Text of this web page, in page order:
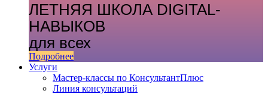
ЛЕТНЯЯ ШКОЛА DIGITAL-
НАВЫКОВ
для всех
Подробнее
Услуги
Мастер-классы по КонсультантПлюс
Линия консультаций